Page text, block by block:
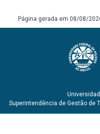
Página gerada em 08/08/
Superintendência de Gestão de